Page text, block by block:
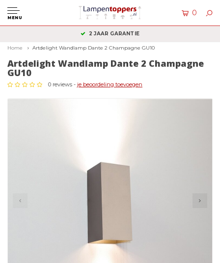
MENU
0
KLANTENSERVICE: +31 (0)36 2340050
Home Artdelight Wandlamp Dante 2 Champagne GU10
Artdelight Wandlamp Dante 2 Champagne
GU10
0 reviews - je beoordeling toevoegen